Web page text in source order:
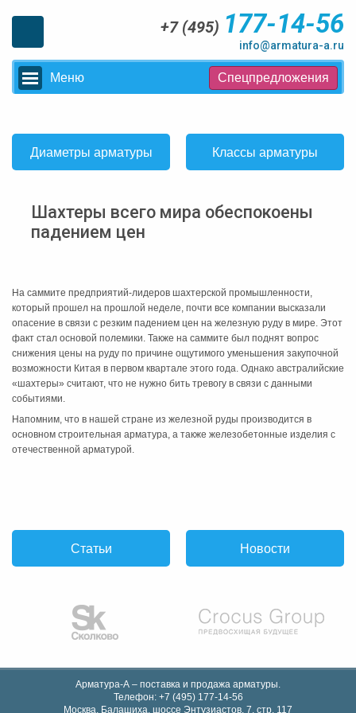
+7 (495) 177-14-56
info@armatura-a.ru
Меню Спецпредложения
Диаметры арматуры Классы арматуры
Шахтеры всего мира обеспокоены
падением цен
На саммите предприятий-лидеров шахтерской промышленности,
который прошел на прошлой неделе, почти все компании высказали
опасение в связи с резким падением цен на железную руду в мире. Этот
факт стал основой полемики. Также на саммите был поднят вопрос
снижения цены на руду по причине ощутимого уменьшения закупочной
возможности Китая в первом квартале этого года. Однако австралийские
«шахтеры» считают, что не нужно бить тревогу в связи с данными
событиями.
Напомним, что в нашей стране из железной руды производится в
основном строительная арматура, а также железобетонные изделия с
отечественной арматурой.
Статьи Новости
Арматура-А – поставка и продажа арматуры.
Телефон: +7 (495) 177-14-56
Москва, Балашиха, шоссе Энтузиастов, 7, стр. 117